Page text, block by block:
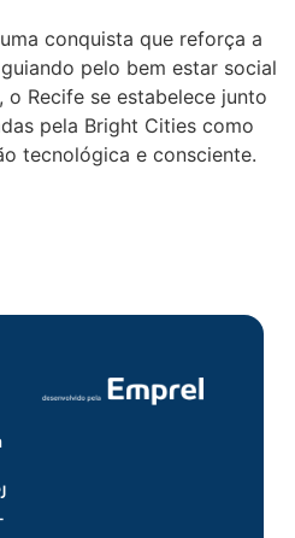
conquista que reforça a
pelo bem estar social
o Recife se estabelece junto
pela Bright Cities como
tecnológica e consciente.